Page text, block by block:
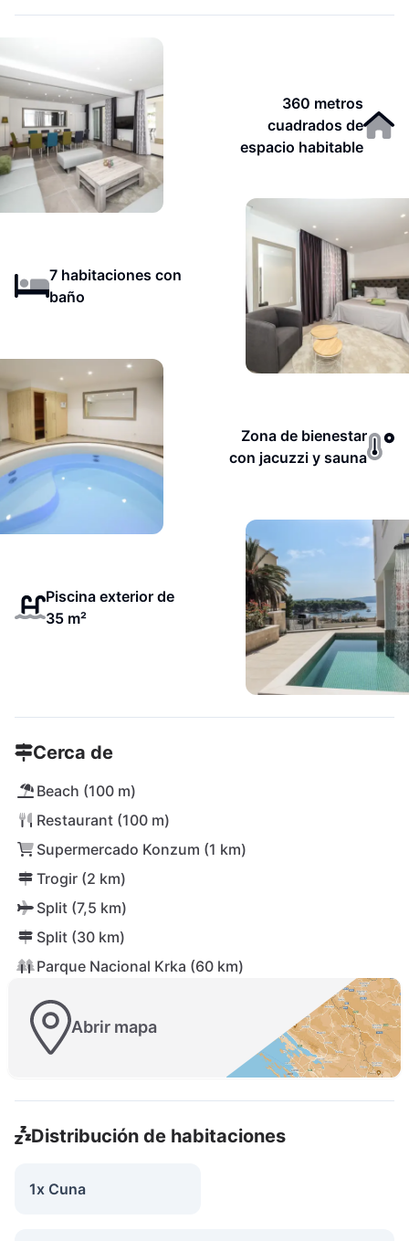
360 metros
cuadrados de
espacio habitable
7 habitaciones con
baño
Zona de bienestar
con jacuzzi y sauna
Piscina exterior de
35 m²
Cerca de
Beach (100 m)
Restaurant (100 m)
Supermercado Konzum (1 km)
Trogir (2 km)
Split (7,5 km)
Split (30 km)
Parque Nacional Krka (60 km)
Abrir mapa
Distribución de habitaciones
1x Cuna